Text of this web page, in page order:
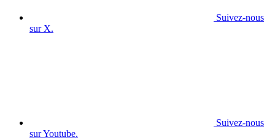
Suivez-nous
sur X.
Suivez-nous
sur Youtube.